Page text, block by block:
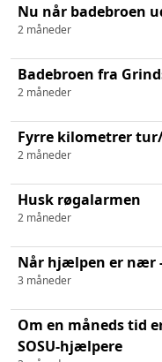
Nu når badebroen
2 måneder
Badebroen fra
2 måneder
Fyrre kilometrer
2 måneder
Husk røgalarmen
2 måneder
Når hjælpen er nær
3 måneder
Om en måneds tid
SOSU-hjælpere